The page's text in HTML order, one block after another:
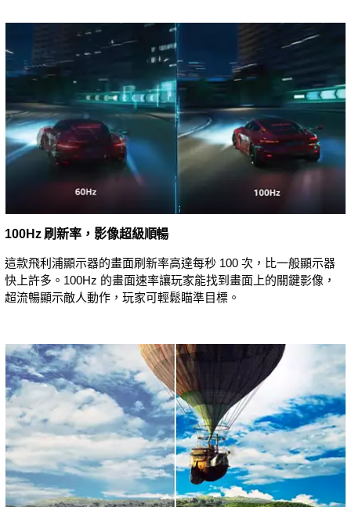
100Hz 刷新率，影像超級順暢
這款飛利浦顯示器的畫面刷新率高達每秒 100 次，比一般顯示器
快上許多。100Hz 的畫面速率讓玩家能找到畫面上的關鍵影像，
超流暢顯示敵人動作，玩家可輕鬆瞄準目標。